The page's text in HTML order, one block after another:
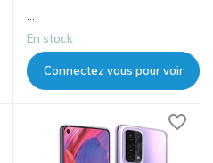
...
En stock
Connectez vous pour voir